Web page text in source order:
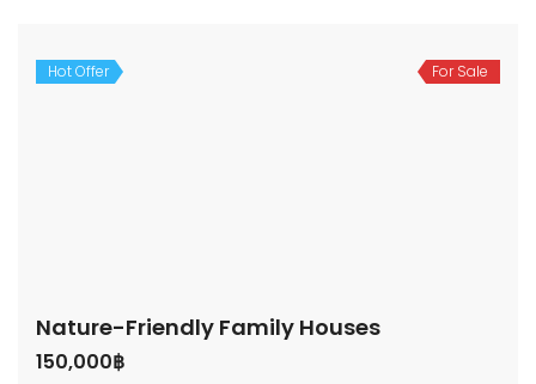
Hot Offer For Sale
Nature-Friendly Family Houses
150,000฿